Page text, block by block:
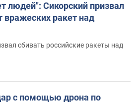
людей": Сикорский призвал
вражеских ракет над
сбивать российские ракеты над
с помощью дрона по